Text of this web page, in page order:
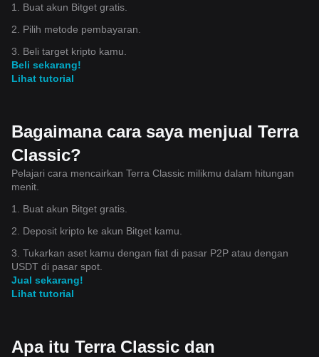
1. Buat akun Bitget gratis.
2. Pilih metode pembayaran.
3. Beli target kripto kamu.
Beli sekarang!
Lihat tutorial
Bagaimana cara saya menjual Terra
Classic?
Pelajari cara mencairkan Terra Classic milikmu dalam hitungan
menit.
1. Buat akun Bitget gratis.
2. Deposit kripto ke akun Bitget kamu.
3. Tukarkan aset kamu dengan fiat di pasar P2P atau dengan
USDT di pasar spot.
Jual sekarang!
Lihat tutorial
Apa itu Terra Classic dan